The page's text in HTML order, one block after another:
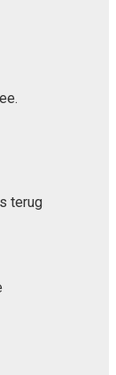
terug